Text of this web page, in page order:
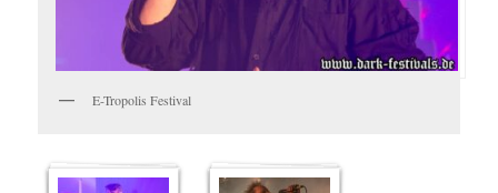
E-Tropolis Festival